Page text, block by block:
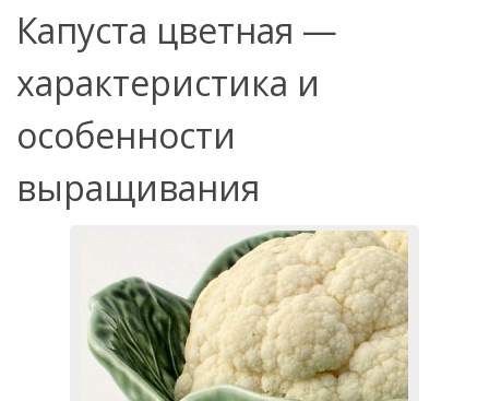
Капуста цветная —
характеристика и
особенности
выращивания